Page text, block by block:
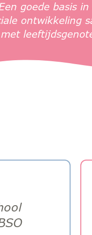
goede basis in
ontwikkeling
met